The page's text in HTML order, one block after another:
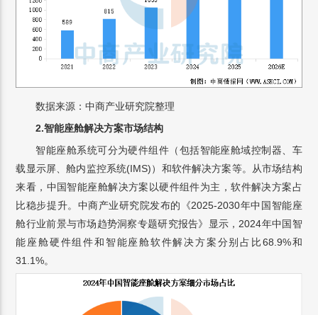
数据来源：中商产业研究院整理
2.智能座舱解决方案市场结构
智能座舱系统可分为硬件组件（包括智能座舱域控制器、车
载显示屏、舱内监控系统(IMS)）和软件解决方案等。从市场结构
来看，中国智能座舱解决方案以硬件组件为主，软件解决方案占
比稳步提升。中商产业研究院发布的《2025-2030年中国智能座
舱行业前景与市场趋势洞察专题研究报告》显示，2024年中国智
能座舱硬件组件和智能座舱软件解决方案分别占比68.9%和
31.1%。